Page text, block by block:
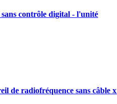
contrôle digital - l'unité
de radiofréquence sans câble